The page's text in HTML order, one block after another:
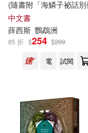
梅爾維爾(1)
楊彥杰(1)
譯林出版社(1)
遼寧科學技術出
陝西師範大學出
(隨書附「海鱗子祕話
內含編輯部&作者
「海鱗子的一日」揭密
短篇小說〈神明的箱子
富內容)
中文書
薛西斯 鸚鵡洲
85 折 $254 $299
電
試閱